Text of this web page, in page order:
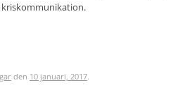
den 10 januari, 2017.